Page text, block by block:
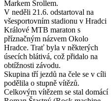
Markem Šrollem.
V neděli 21.6. odstartoval na
všesportovním stadionu v Hradci
Králové MTB maraton s
příznačným názvem Okolo
Hradce. Trať byla v některých
úsecích blátivá, což přidalo na
obtížnosti závodu.
Skupina tří jezdů na čele se v cíli
podělila o stupně vítězů.
Celkovým vítězem se stal domácí